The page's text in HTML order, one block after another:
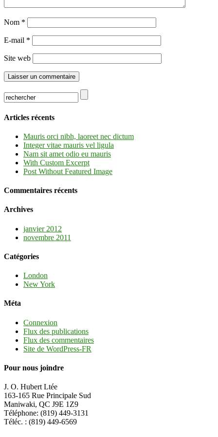
Nom *
E-mail *
Site web
Articles récents
Mauris orci nibh, laoreet nec dictum
Integer vitae mauris vel ligula
Nam sit amet odio eu mauris
With Custom Excerpt
Post Without Featured Image
Commentaires récents
Archives
janvier 2012
novembre 2011
Catégories
London
New York
Méta
Connexion
Flux des publications
Flux des commentaires
Site de WordPress-FR
Pour nous joindre
J. O. Hubert Ltée
163-165 Rue Principale Sud
Maniwaki, QC J9E 1Z9
Téléphone: (819) 449-3131
Téléc. : (819) 449-6569